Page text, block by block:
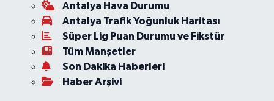
Antalya Hava Durumu
Antalya Trafik Yoğunluk Haritası
Süper Lig Puan Durumu ve Fikstür
Tüm Manşetler
Son Dakika Haberleri
Haber Arşivi